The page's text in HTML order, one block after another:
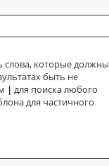
слова, которые должны
быть не
| для поиска любого
для частичного